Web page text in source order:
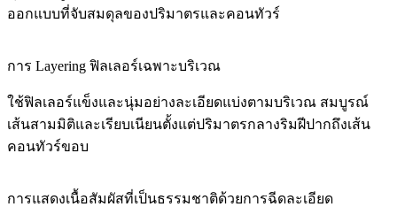
ออกแบบที่จับสมดุลของปริมาตรและคอนทัวร์
การ Layering ฟิลเลอร์เฉพาะบริเวณ
ใช้ฟิลเลอร์แข็งและนุ่มอย่างละเอียดแบ่งตามบริเวณ สมบูรณ์
เส้นสามมิติและเรียบเนียนตั้งแต่ปริมาตรกลางริมฝีปากถึงเส้น
คอนทัวร์ขอบ
การแสดงเนื้อสัมผัสที่เป็นธรรมชาติด้วยการฉีดละเอียด